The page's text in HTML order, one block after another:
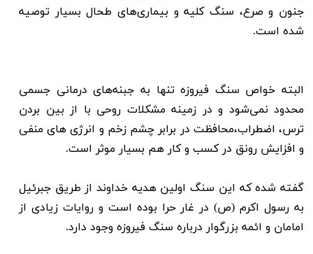
جنون و صرع، سنگ کلیه و بیماری‌های طحال بسیار توصیه
شده است.
البته خواص سنگ فیروزه تنها به جبنه‌های درمانی جسمی
محدود نمی‌شود و در زمینه مشکلات روحی با از بین بردن
ترس، اضطراب،محافظت در برابر چشم زخم و انرژی های منفی
و افزایش رونق در کسب و کار هم بسیار موثر است.
گفته شده که این سنگ اولین هدیه خداوند از طریق جبرئیل
به رسول اکرم (ص) در غار حرا بوده است و روایات زیادی از
امامان و ائمه بزرگوار درباره سنگ فیروزه وجود دارد.